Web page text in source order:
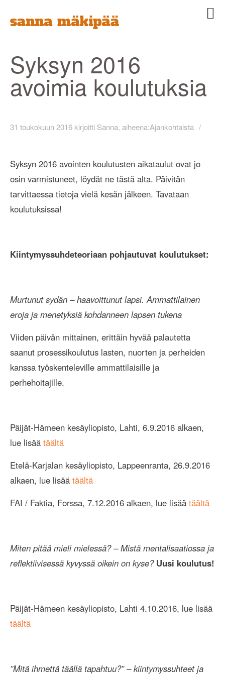
Sanna
Yritys
Ajankohtaista
Syksyn 2016
avoimia koulutuksia
31 toukokuun 2016 kirjoitti Sanna, aiheena:Ajankohtaista
Syksyn 2016 avointen koulutusten aikataulut ovat jo
osin varmistuneet, löydät ne tästä alta. Päivitän
tarvittaessa tietoja vielä kesän jälkeen. Tavataan
koulutuksissa!
Kiintymyssuhdeteoriaan pohjautuvat koulutukset:
Murtunut sydän – haavoittunut lapsi. Ammattilainen
eroja ja menetyksiä kohdanneen lapsen tukena
Viiden päivän mittainen, erittäin hyvää palautetta
saanut prosessikoulutus lasten, nuorten ja perheiden
kanssa työskenteleville ammattilaisille ja
perhehoitajille.
Päijät-Hämeen kesäyliopisto, Lahti, 6.9.2016 alkaen,
lue lisää täältä
Etelä-Karjalan kesäyliopisto, Lappeenranta, 26.9.2016
alkaen, lue lisää täältä
FAI / Faktia, Forssa, 7.12.2016 alkaen, lue lisää täältä
Miten pitää mieli mielessä? – Mistä mentalisaatiossa ja
reflektiivisessä kyvyssä oikein on kyse? Uusi koulutus!
Päijät-Hämeen kesäyliopisto, Lahti 4.10.2016, lue lisää
täältä
”Mitä ihmettä täällä tapahtuu?” – kiintymyssuhteet ja